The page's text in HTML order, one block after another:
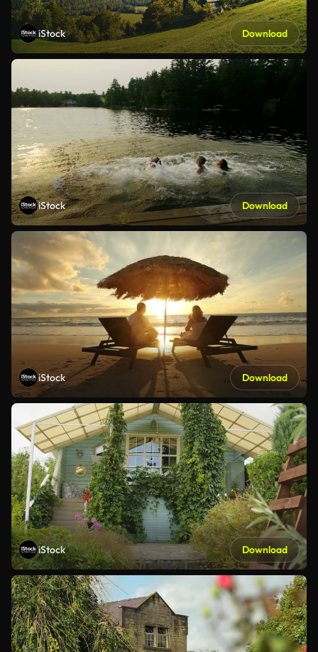
iStock Download
iStock Download
iStock Download
iStock Download